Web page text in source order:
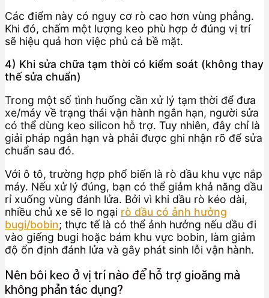
Các điểm này có nguy cơ rò cao hơn vùng phẳng.
Khi đó, chấm một lượng keo phù hợp ở đúng vị trí
sẽ hiệu quả hơn việc phủ cả bề mặt.
4) Khi sửa chữa tạm thời có kiểm soát (không thay
thế sửa chuẩn)
Trong một số tình huống cần xử lý tạm thời để đưa
xe/máy về trạng thái vận hành ngắn hạn, người sửa
có thể dùng keo silicon hỗ trợ. Tuy nhiên, đây chỉ là
giải pháp ngắn hạn và phải được ghi nhận rõ để sửa
chuẩn sau đó.
Với ô tô, trường hợp phổ biến là rò dầu khu vực nắp
máy. Nếu xử lý đúng, bạn có thể giảm khả năng dầu
rỉ xuống vùng đánh lửa. Bởi vì khi dầu rò kéo dài,
nhiều chủ xe sẽ lo ngại rò dầu có ảnh hưởng
bugi/bobin; thực tế là có thể ảnh hưởng nếu dầu đi
vào giếng bugi hoặc bám khu vực bobin, làm giảm
độ ổn định đánh lửa và gây phát sinh lỗi vận hành.
Nên bôi keo ở vị trí nào để hỗ trợ gioăng mà
không phản tác dụng?